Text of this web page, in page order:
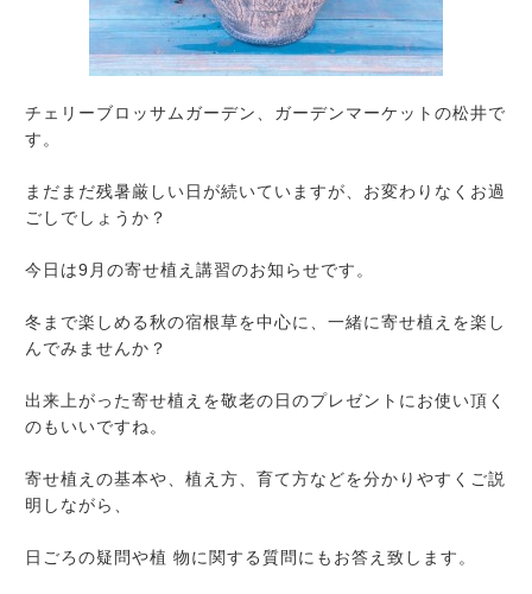
チェリーブロッサムガーデン、ガーデンマーケットの松井で
す。
まだまだ残暑厳しい日が続いていますが、お変わりなくお過
ごしでしょうか？
今日は9月の寄せ植え講習のお知らせです。
冬まで楽しめる秋の宿根草を中心に、一緒に寄せ植えを楽し
んでみませんか？
出来上がった寄せ植えを敬老の日のプレゼントにお使い頂く
のもいいですね。
寄せ植えの基本や、植え方、育て方などを分かりやすくご説
明しながら、
日ごろの疑問や植 物に関する質問にもお答え致します。